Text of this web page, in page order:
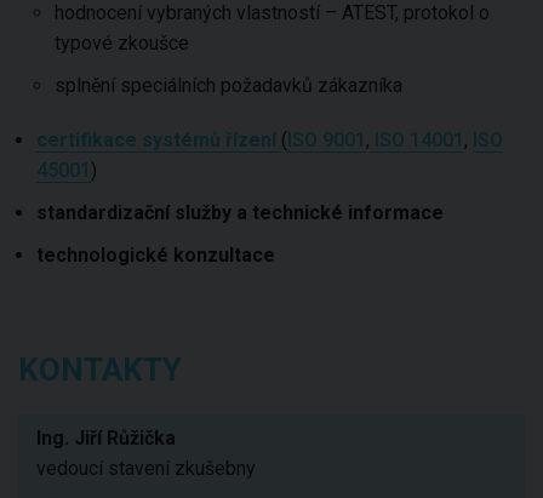
hodnocení vybraných vlastností – ATEST, protokol o
typové zkoušce
splnění speciálních požadavků zákazníka
certifikace systémů řízení (ISO 9001 , ISO 14001 , ISO
45001)
standardizační služby a technické informace
technologické konzultace
KONTAKTY
Ing. Jiří Růžička
vedoucí stavení zkušebny